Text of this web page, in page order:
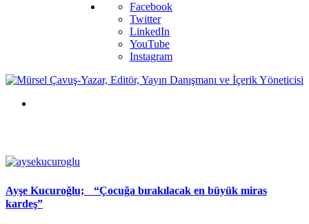
Facebook
Twitter
LinkedIn
YouTube
Instagram
Ayşe Kucuroğlu; “Çocuğa bırakılacak en büyük miras
kardeş”